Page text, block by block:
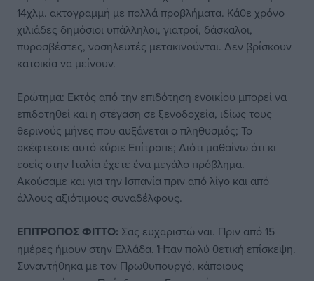
14χλμ. ακτογραμμή με πολλά προβλήματα. Κάθε χρόνο
χιλιάδες δημόσιοι υπάλληλοι, γιατροί, δάσκαλοι,
πυροσβέστες, νοσηλευτές μετακινούνται. Δεν βρίσκουν
κατοικία να μείνουν.
Ερώτημα: Εκτός από την επιδότηση ενοικίου μπορεί να
επιδοτηθεί και η στέγαση σε ξενοδοχεία, ιδίως τους
θερινούς μήνες που αυξάνεται ο πληθυσμός; Το
σκέφτεστε αυτό κύριε Επίτροπε; Διότι μαθαίνω ότι κι
εσείς στην Ιταλία έχετε ένα μεγάλο πρόβλημα.
Ακούσαμε και για την Ισπανία πριν από λίγο και από
άλλους αξιότιμους συναδέλφους.
ΕΠΙΤΡΟΠΟΣ ΦΙΤΤΟ: Σας ευχαριστώ ναι. Πριν από 15
ημέρες ήμουν στην Ελλάδα. Ήταν πολύ θετική επίσκεψη.
Συναντήθηκα με τον Πρωθυπουργό, κάποιους